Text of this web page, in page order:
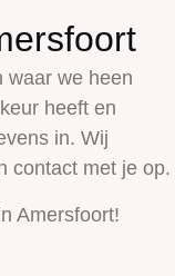
waar we heen
heeft en
in. Wij
contact met je op.
Amersfoort!